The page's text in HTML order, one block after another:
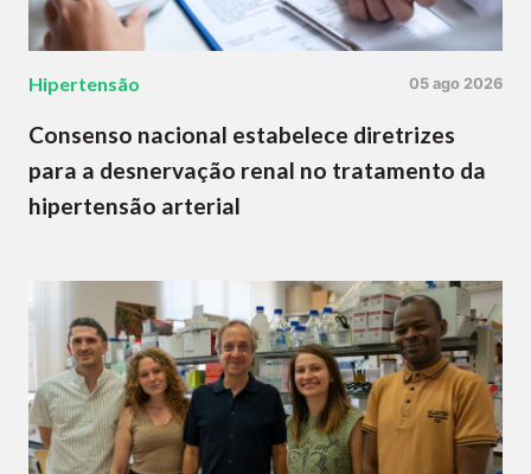
Hipertensão 05 ago 2026
Consenso nacional estabelece diretrizes
para a desnervação renal no tratamento da
hipertensão arterial